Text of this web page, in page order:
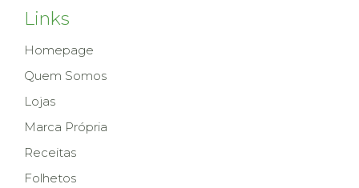
Links
Homepage
Quem Somos
Lojas
Marca Própria
Receitas
Folhetos